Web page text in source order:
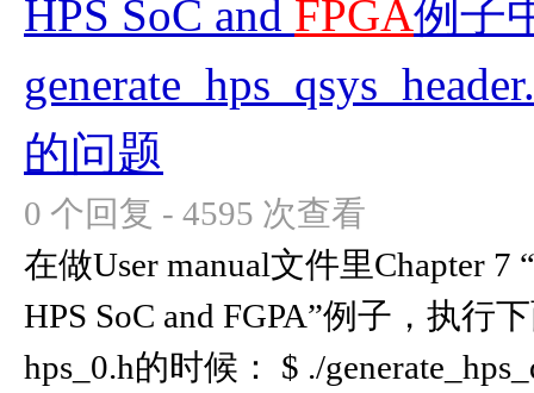
HPS SoC and FPGA例子
的问题
0 个回复 - 4595 次查看
在做User manual文件里Chapter 7
HPS SoC and FGPA”例子，执行
hps_0.h的时候： $ ./